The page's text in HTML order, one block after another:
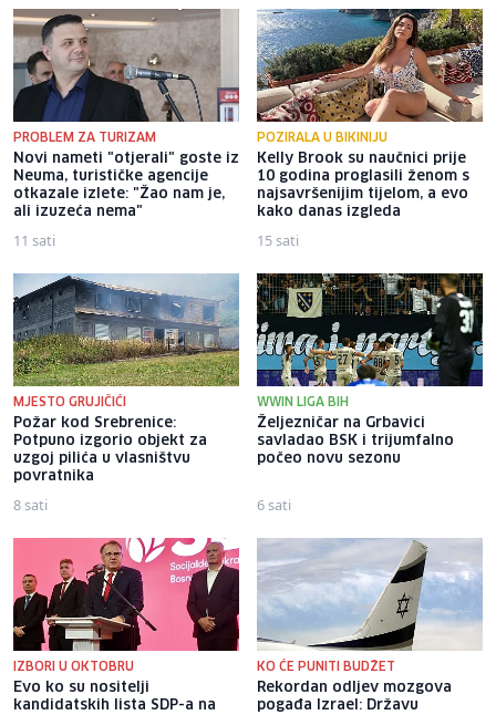
PROBLEM ZA TURIZAM
Novi nameti "otjerali" goste iz
Neuma, turističke agencije
otkazale izlete: "Žao nam je,
ali izuzeća nema"
11 sati
POZIRALA U BIKINIJU
Kelly Brook su naučnici prije
10 godina proglasili ženom s
najsavršenijim tijelom, a evo
kako danas izgleda
15 sati
MJESTO GRUJIČIĆI
Požar kod Srebrenice:
Potpuno izgorio objekt za
uzgoj pilića u vlasništvu
povratnika
8 sati
WWIN LIGA BIH
Željezničar na Grbavici
savladao BSK i trijumfalno
počeo novu sezonu
6 sati
IZBORI U OKTOBRU
Evo ko su nositelji
kandidatskih lista SDP-a na
KO ĆE PUNITI BUDŽET
Rekordan odljev mozgova
pogađa Izrael: Državu